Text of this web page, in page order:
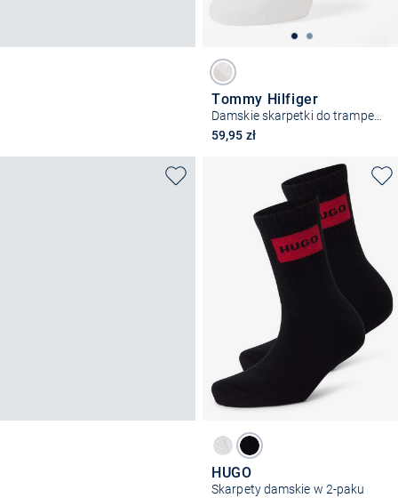
Tommy Hilfiger
Damskie skarpetki do trampek w 2-paku
59,95 zł
HUGO
Skarpety damskie w 2-paku